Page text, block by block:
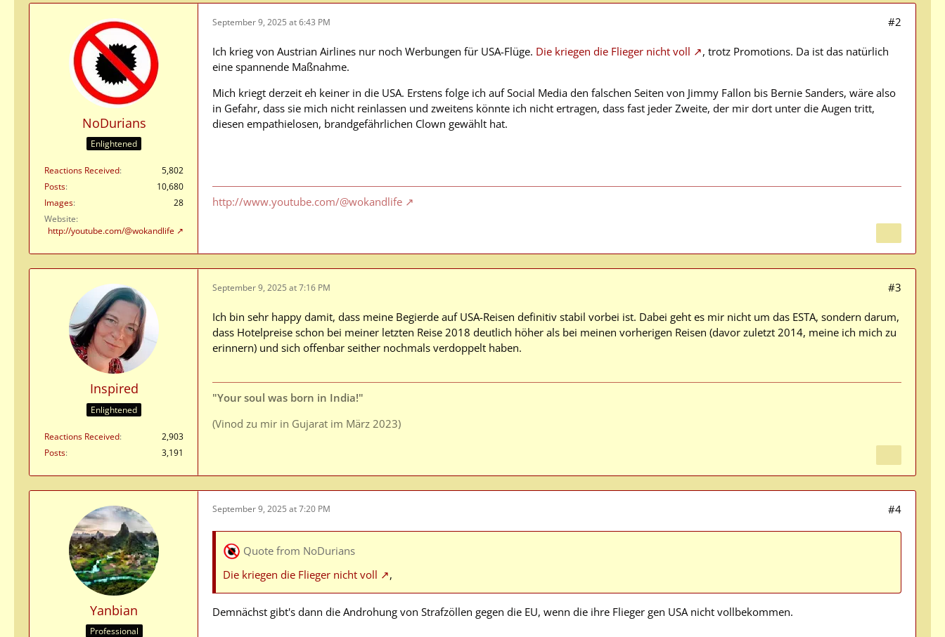
NoDurians
Enlightened
Reactions Received
5,802
Posts
10,680
Images
28
Website
http://youtube.com/@wokandlife
September 9, 2025 at 6:43 PM #2
Ich krieg von Austrian Airlines nur noch Werbungen für USA-Flüge. Die kriegen die Flieger nicht voll
, trotz Promotions. Da ist das natürlich
eine spannende Maßnahme.
Mich kriegt derzeit eh keiner in die USA. Erstens folge ich auf Social Media den falschen Seiten von Jimmy Fallon bis Bernie Sanders, wäre also
in Gefahr, dass sie mich nicht reinlassen und zweitens könnte ich nicht ertragen, dass fast jeder Zweite, der mir dort unter die Augen tritt,
diesen empathielosen, brandgefährlichen Clown gewählt hat.
http://www.youtube.com/@wokandlife
Inspired
Enlightened
Reactions Received
2,903
Posts
3,191
September 9, 2025 at 7:16 PM #3
Ich bin sehr happy damit, dass meine Begierde auf USA-Reisen definitiv stabil vorbei ist. Dabei geht es mir nicht um das ESTA, sondern darum,
dass Hotelpreise schon bei meiner letzten Reise 2018 deutlich höher als bei meinen vorherigen Reisen (davor zuletzt 2014, meine ich mich zu
erinnern) und sich offenbar seither nochmals verdoppelt haben.
"Your soul was born in India!"
(Vinod zu mir in Gujarat im März 2023)
Yanbian
Professional
September 9, 2025 at 7:20 PM #4
Quote from NoDurians
Die kriegen die Flieger nicht voll
,
Demnächst gibt's dann die Androhung von Strafzöllen gegen die EU, wenn die ihre Flieger gen USA nicht vollbekommen.